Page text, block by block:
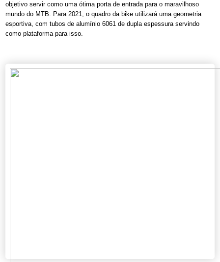
objetivo servir como uma ótima porta de entrada para o maravilhoso
mundo do MTB. Para 2021, o quadro da bike utilizará uma geometria
esportiva, com tubos de alumínio 6061 de dupla espessura servindo
como plataforma para isso.